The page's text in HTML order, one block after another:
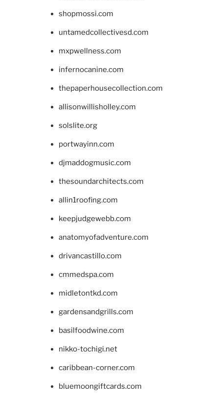
shopmossi.com
untamedcollectivesd.com
mxpwellness.com
infernocanine.com
thepaperhousecollection.com
allisonwillisholley.com
solslite.org
portwayinn.com
djmaddogmusic.com
thesoundarchitects.com
allin1roofing.com
keepjudgewebb.com
anatomyofadventure.com
drivancastillo.com
cmmedspa.com
midletontkd.com
gardensandgrills.com
basilfoodwine.com
nikko-tochigi.net
caribbean-corner.com
bluemoongiftcards.com